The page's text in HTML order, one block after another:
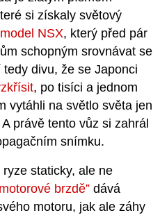
si získaly světový
model NSX, který před pár
schopným srovnávat se
divu, že se Japonci
, po tisíci a jednom
vytáhli na světlo světa jen
A právě tento vůz si zahrál
snímku.
staticky, ale ne
brzdě” dává
motoru, jak ale záhy